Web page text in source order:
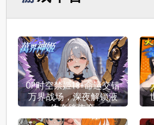
OP时空禁姬18+命运交错
万界战场，深夜解锁液
体牵绊依恋